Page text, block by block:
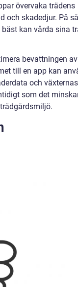
övervaka trädens
och skadedjur. På
kan vårda sina
bevattningen av
till en app kan
och
som det